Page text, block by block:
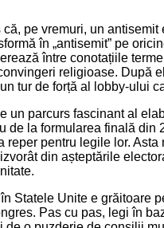
pe vremuri, un
în „antisemit” pe
între conotațiile
religioase. După
tur de forță al lobby-ului
un parcurs fascinant al
de la formularea finală din
reper pentru legile lor.
din așteptările
Statele Unite e grăitoare
Pas cu pas, legi în